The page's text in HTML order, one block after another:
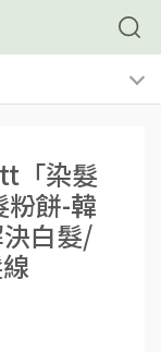
「染髮
餅-韓
白髮/